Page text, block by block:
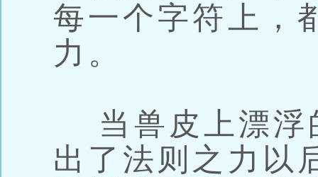
每一个字符上，
力。
当兽皮上漂浮
出了法则之力以